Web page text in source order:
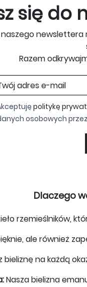
się do
naszego
Razem
politykę
osobowych przez
Dlaczego
rzemieślników,
ale również
na każdą
Nasza bielizna